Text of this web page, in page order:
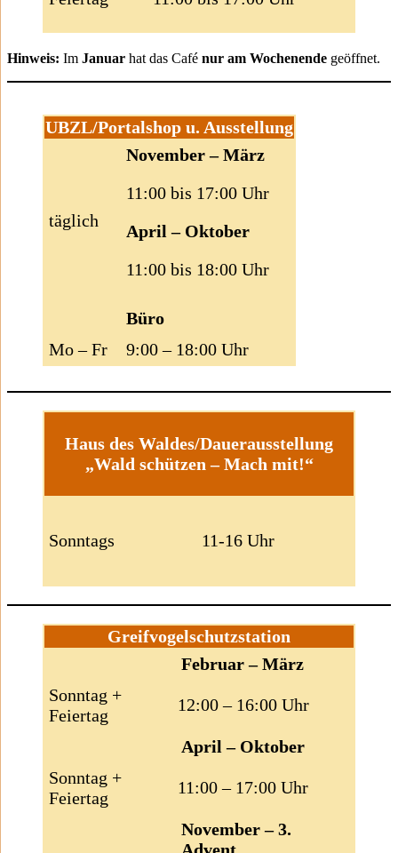
Hinweis: Im Januar hat das Café nur am Wochenende geöffnet.
UBZL/Portalshop u. Ausstellung
täglich
November – März
11:00 bis 17:00 Uhr
April – Oktober
11:00 bis 18:00 Uhr
Büro
Mo – Fr
9:00 – 18:00 Uhr
Haus des Waldes/Dauerausstellung
„Wald schützen – Mach mit!“
Sonntags 11-16 Uhr
Greifvogelschutzstation
Februar – März
Sonntag +
Feiertag
12:00 – 16:00 Uhr
April – Oktober
Sonntag +
Feiertag
11:00 – 17:00 Uhr
November – 3.